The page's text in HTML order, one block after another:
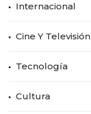
Internacional
Cine Y Televisión
Tecnología
Cultura